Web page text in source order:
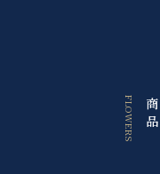
お急ぎ便（お祝
商
品